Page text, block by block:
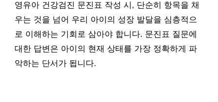
영유아 건강검진 문진표 작성 시, 단순히 항목을 채
우는 것을 넘어 우리 아이의 성장 발달을 심층적으
로 이해하는 기회로 삼아야 합니다. 문진표 질문에
대한 답변은 아이의 현재 상태를 가장 정확하게 파
악하는 단서가 됩니다.